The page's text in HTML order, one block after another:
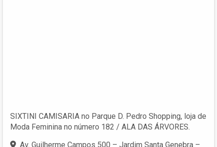
SIXTINI CAMISARIA no Parque D. Pedro Shopping, loja de
Moda Feminina no número 182 / ALA DAS ÁRVORES.
Av. Guilherme Campos 500 – Jardim Santa Genebra –